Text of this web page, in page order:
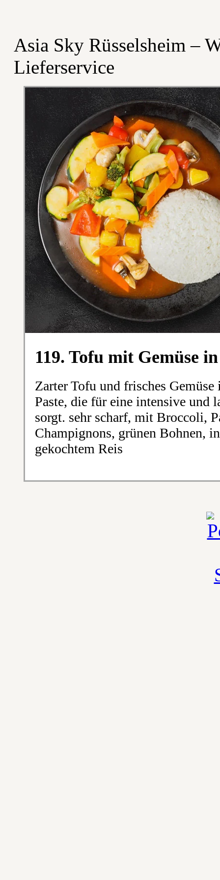
Asia Sky Rüsselsheim –
Lieferservice
119. Tofu mit Gemüse
Zarter Tofu und frisches
Paste, die für eine intensive und
sorgt. sehr scharf, mit Broccoli,
Champignons, grünen Bohnen,
gekochtem Reis